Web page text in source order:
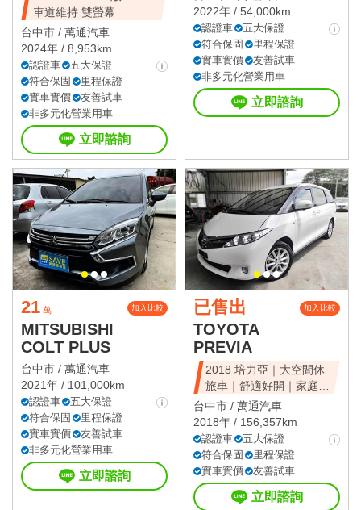
車道維持 雙螢幕
台中市 / 萬通汽車
2024年 / 8,953km
認證車
五大保證
符合保固
里程保證
實車實價
友善試車
非多元化營業用車
立即諮詢
2022年 / 54,000km
認證車
五大保證
符合保固
里程保證
實車實價
友善試車
非多元化營業用車
立即諮詢
21 萬 加入比較
MITSUBISHI
COLT PLUS
台中市 / 萬通汽車
2021年 / 101,000km
認證車
五大保證
符合保固
里程保證
實車實價
友善試車
非多元化營業用車
立即諮詢
已售出 加入比較
TOYOTA
PREVIA
2018 培力亞｜大空間休
旅車｜舒適好開｜家庭首
選｜可全額貸
台中市 / 萬通汽車
2018年 / 156,357km
認證車
五大保證
符合保固
里程保證
實車實價
友善試車
立即諮詢